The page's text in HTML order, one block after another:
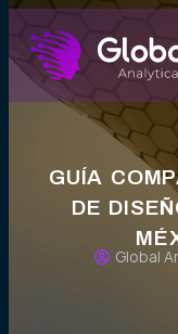
GUÍA
DE
Global